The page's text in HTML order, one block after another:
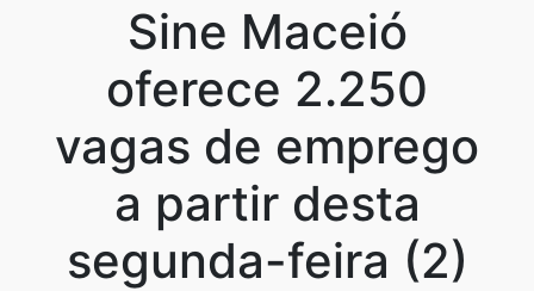
Sine Maceió
oferece 2.250
vagas de emprego
a partir desta
segunda-feira (2)